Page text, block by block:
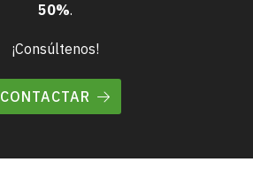
50%.
¡Consúltenos!
CONTACTAR